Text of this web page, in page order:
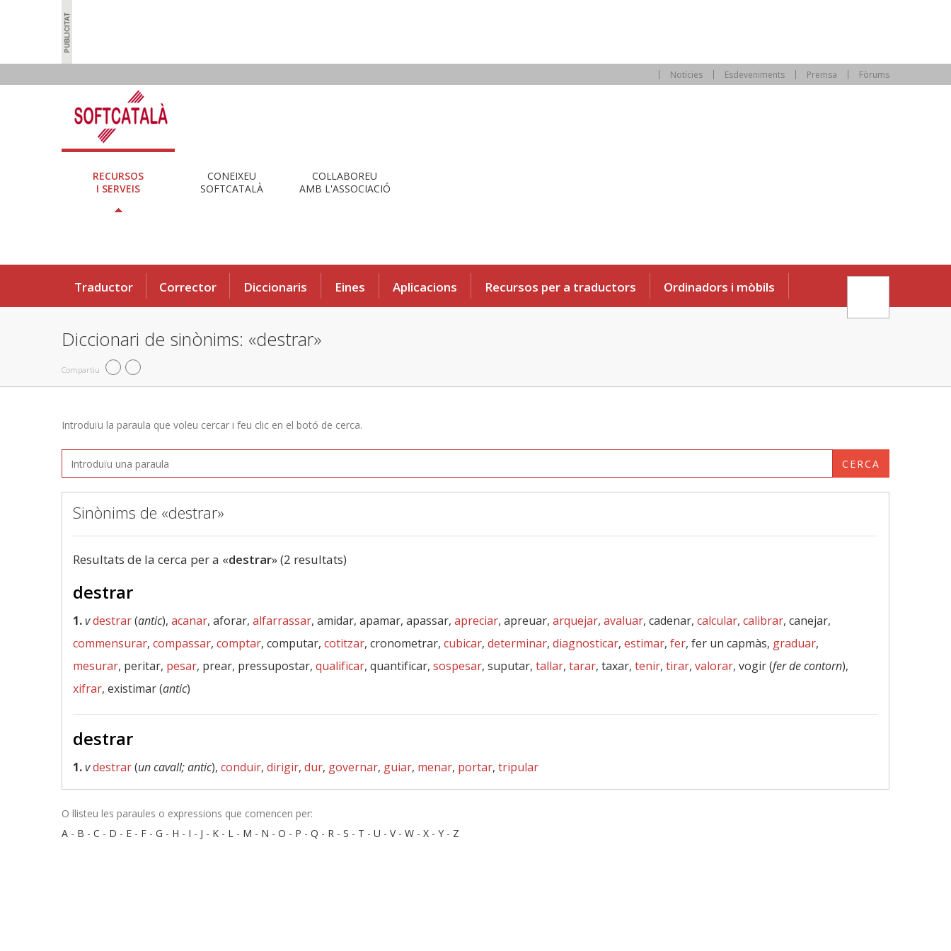
Notícies Esdeveniments Premsa Fòrums
RECURSOS
I SERVEIS
CONEIXEU
SOFTCATALÀ
COL·LABOREU
AMB L'ASSOCIACIÓ
Traductor Corrector Diccionaris Eines Aplicacions Recursos per a traductors Ordinadors i mòbils
Diccionari de sinònims: «destrar»
Compartiu
Introduïu la paraula que voleu cercar i feu clic en el botó de cerca.
CERCA
Sinònims de «destrar»
Resultats de la cerca per a «destrar» (2 resultats)
destrar
1.vdestrar(antic), acanar, aforar, alfarrassar, amidar, apamar, apassar, apreciar, apreuar, arquejar, avaluar, cadenar, calcular, calibrar, canejar,
commensurar, compassar, comptar, computar, cotitzar, cronometrar, cubicar, determinar, diagnosticar, estimar, fer, fer un capmàs, graduar,
mesurar, peritar, pesar, prear, pressupostar, qualificar, quantificar, sospesar, suputar, tallar, tarar, taxar, tenir, tirar, valorar, vogir (fer de contorn),
xifrar, existimar (antic)
destrar
1.vdestrar(un cavall; antic), conduir, dirigir, dur, governar, guiar, menar, portar, tripular
O llisteu les paraules o expressions que comencen per:
A - B - C - D - E - F - G - H - I - J - K - L - M - N - O - P - Q - R - S - T - U - V- W - X - Y - Z